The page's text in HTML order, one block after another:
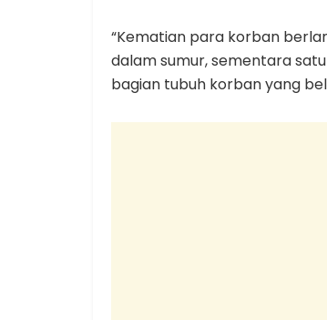
“Kematian para korban
dalam sumur, sementara
bagian tubuh korban yang